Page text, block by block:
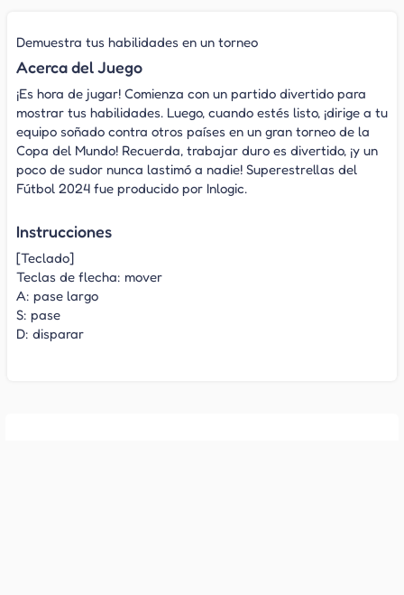
Demuestra tus habilidades en un torneo
Acerca del Juego
¡Es hora de jugar! Comienza con un partido divertido para
mostrar tus habilidades. Luego, cuando estés listo, ¡dirige a tu
equipo soñado contra otros países en un gran torneo de la
Copa del Mundo! Recuerda, trabajar duro es divertido, ¡y un
poco de sudor nunca lastimó a nadie! Superestrellas del
Fútbol 2024 fue producido por Inlogic.
Instrucciones
[Teclado]
Teclas de flecha: mover
A: pase largo
S: pase
D: disparar